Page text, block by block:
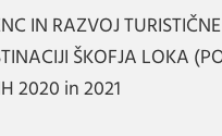
IN RAZVOJ
ŠKOFJA LOKA
2020 in 2021